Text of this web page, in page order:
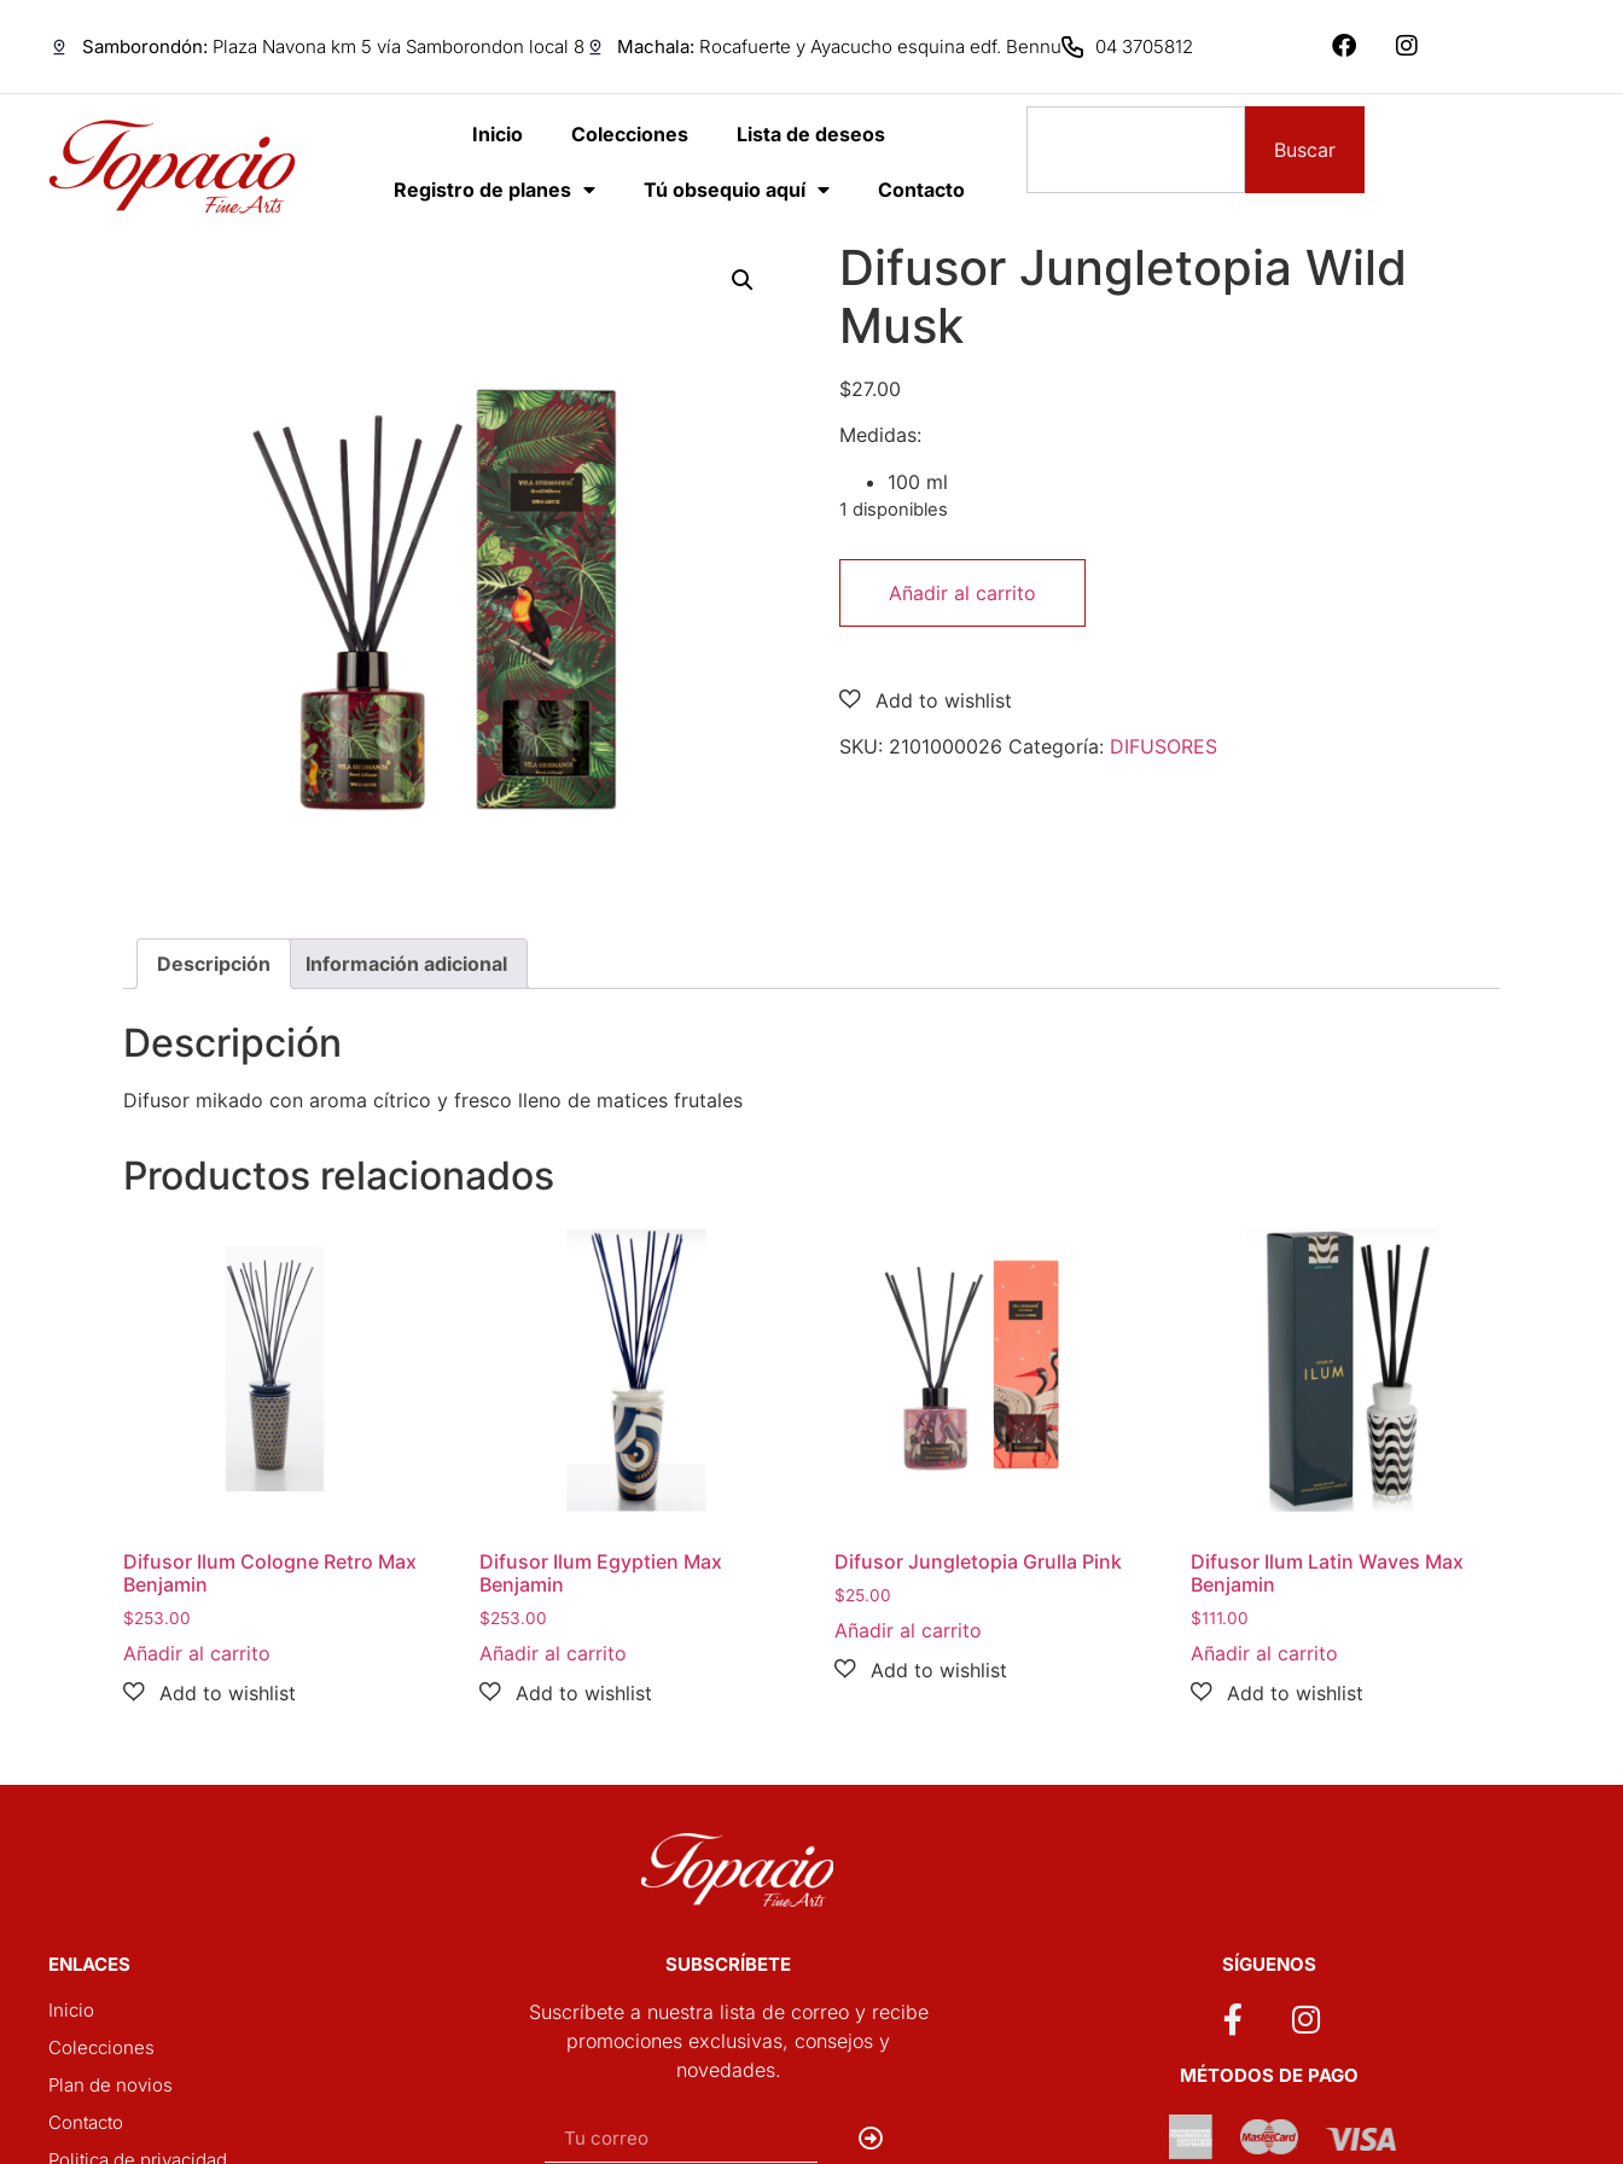
Samborondón: Plaza Navona km 5 vía Samborondon local 8 Machala: Rocafuerte y Ayacucho esquina edf. Bennu 04 3705812
Inicio Colecciones Lista de deseos
Registro de planes Tú obsequio aquí Contacto
Buscar
Difusor Jungletopia Wild
Musk
$27.00
Medidas:
100 ml
1 disponibles
Añadir al carrito
SKU: 2101000026 Categoría: DIFUSORES
Descripción Información adicional
Descripción
Difusor mikado con aroma cítrico y fresco lleno de matices frutales
Productos relacionados
Difusor Ilum Cologne Retro Max
Benjamin
$253.00
Añadir al carrito
Difusor Ilum Egyptien Max
Benjamin
$253.00
Añadir al carrito
Difusor Jungletopia Grulla Pink
$25.00
Añadir al carrito
Difusor Ilum Latin Waves Max
Benjamin
$111.00
Añadir al carrito
ENLACES
Inicio
Colecciones
Plan de novios
Contacto
SUBSCRÍBETE
Suscríbete a nuestra lista de correo y recibe
promociones exclusivas, consejos y
novedades.
SÍGUENOS
MÉTODOS DE PAGO